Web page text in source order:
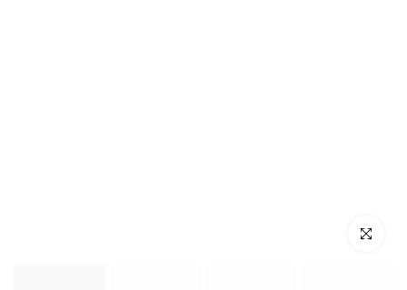
Cliquez